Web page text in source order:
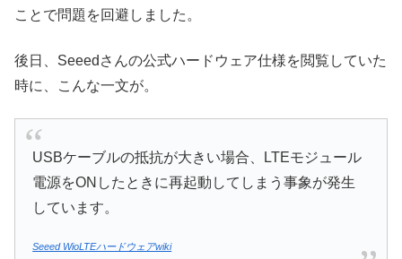
ことで問題を回避しました。
後日、Seeedさんの公式ハードウェア仕様を閲覧していた
時に、こんな一文が。
USBケーブルの抵抗が大きい場合、LTEモジュール
電源をONしたときに再起動してしまう事象が発生
しています。
Seeed WioLTEハードウェアwiki